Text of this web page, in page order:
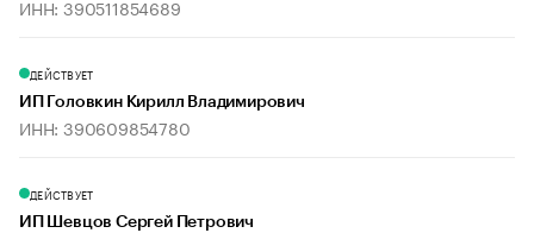
ИНН: 390511854689
ДЕЙСТВУЕТ
ИП Головкин Кирилл Владимирович
ИНН: 390609854780
ДЕЙСТВУЕТ
ИП Шевцов Сергей Петрович